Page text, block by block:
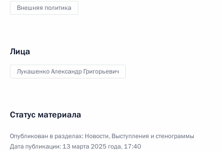
Внешняя политика
Лица
Лукашенко Александр Григорьевич
Статус материала
Опубликован в разделах: Новости, Выступления и стенограммы
Дата публикации: 13 марта 2025 года, 17:40